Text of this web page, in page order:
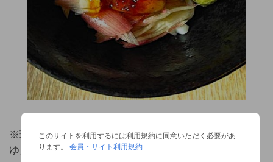
※現在公式オンラインショップでは「すだち鰹めんつ
ゆ」は品切れとなっております。
このサイトを利用するには利用規約に同意いただく必要があ
ります。会員・サイト利用規約